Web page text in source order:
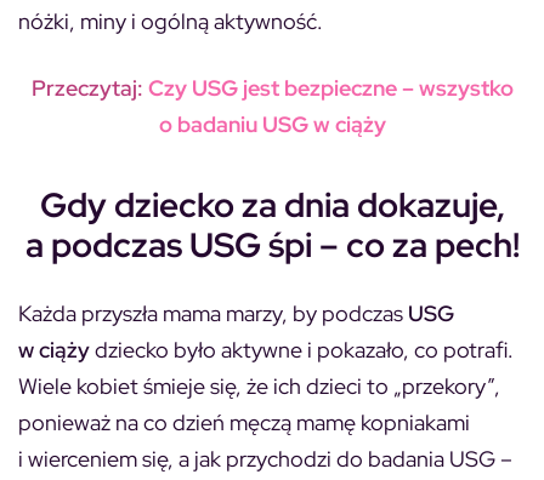
nóżki, miny i ogólną aktywność.
Przeczytaj: Czy USG jest bezpieczne – wszystko
o badaniu USG w ciąży
Gdy dziecko za dnia dokazuje,
a podczas USG śpi – co za pech!
Każda przyszła mama marzy, by podczas USG
w ciążydziecko było aktywne i pokazało, co potrafi.
Wiele kobiet śmieje się, że ich dzieci to „przekory”,
ponieważ na co dzień męczą mamę kopniakami
i wierceniem się, a jak przychodzi do badania USG –